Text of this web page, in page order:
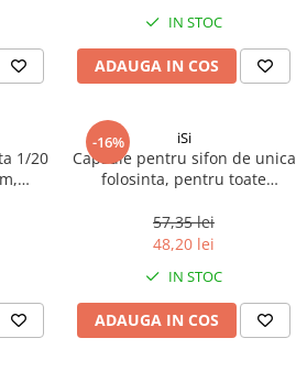
Pacific
IN STOC
ADAUGA IN COS
1/20
-16% iSi
Capsule pentru sifon de unica
folosinta, pentru toate
57,35 lei
48,20 lei
IN STOC
ADAUGA IN COS